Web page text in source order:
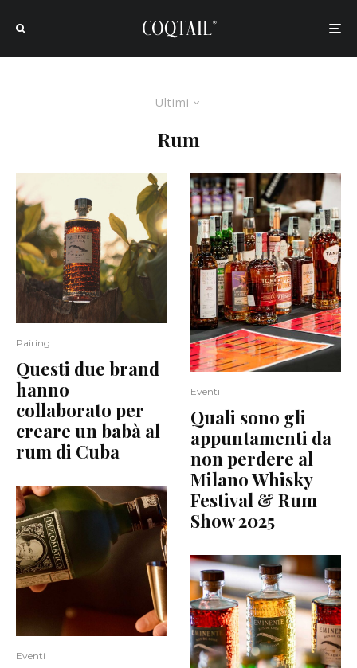
Ultimi
Rum
Pairing
Questi due brand
hanno
collaborato per
creare un babà al
rum di Cuba
Eventi
Eventi
Quali sono gli
appuntamenti da
non perdere al
Milano Whisky
Festival & Rum
Show 2025